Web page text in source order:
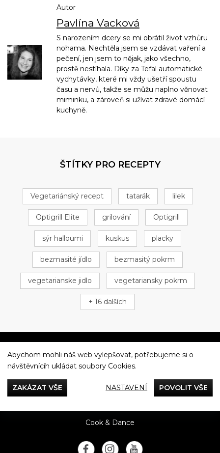
Autor
Pavlína Vacková
S narozením dcery se mi obrátil život vzhůru
nohama. Nechtěla jsem se vzdávat vaření a
pečení, jen jsem to nějak, jako všechno,
prostě nestíhala. Díky za Tefal automatické
vychytávky, které mi vždy ušetří spoustu
času a nervů, takže se můžu naplno věnovat
miminku, a zároveň si užívat zdravé domácí
kuchyně.
ŠTÍTKY PRO RECEPTY
Vegetariánský recept tatarák lilek
Optigrill Elite grilování Optigrill
sýr halloumi kuskus placky
bezmasité jídlo bezmasitý pokrm
vegetarianske jidlo vegetariansky pokrm
+ 16 dalších
Večeříme společně
Cook & Dance
Abychom mohli náš web vylepšovat, potřebujeme si o
návštěvnícíh ukládat soubory Cookies.
ZAKÁZAT VŠE NASTAVENÍ POVOLIT VŠE